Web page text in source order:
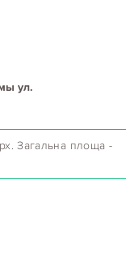
ул.
Загальна площа -